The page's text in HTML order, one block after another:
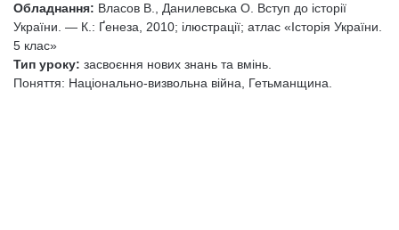
Обладнання: Власов В., Данилевська О. Вступ до історії
України. — К.: Ґенеза, 2010; ілюстрації; атлас «Історія України.
5 клас»
Тип уроку: засвоєння нових знань та вмінь.
Поняття: Національно-визвольна війна, Гетьманщина.